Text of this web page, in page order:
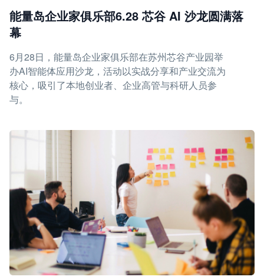
能量岛企业家俱乐部6.28 芯谷 AI 沙龙圆满落
幕
6月28日，能量岛企业家俱乐部在苏州芯谷产业园举
办AI智能体应用沙龙，活动以实战分享和产业交流为
核心，吸引了本地创业者、企业高管与科研人员参
与。